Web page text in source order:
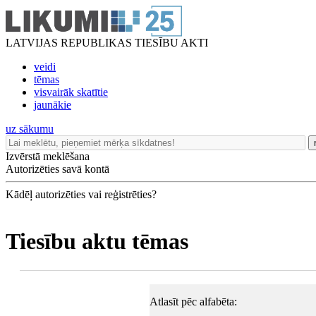
LATVIJAS REPUBLIKAS TIESĪBU AKTI
veidi
tēmas
visvairāk skatītie
jaunākie
uz sākumu
Izvērstā meklēšana
Autorizēties savā kontā
Kādēļ autorizēties vai reģistrēties?
Tiesību aktu tēmas
Atlasīt pēc alfabēta: